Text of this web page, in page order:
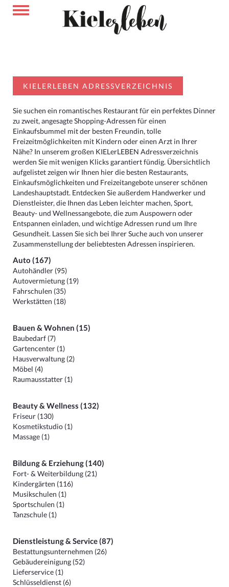
KIELERLEBEN ADRESSVERZEICHNIS
Sie suchen ein romantisches Restaurant für ein perfektes Dinner
zu zweit, angesagte Shopping-Adressen für einen
Einkaufsbummel mit der besten Freundin, tolle
Freizeitmöglichkeiten mit Kindern oder einen Arzt in Ihrer
Nähe? In unserem großen KIELerLEBEN Adressverzeichnis
werden Sie mit wenigen Klicks garantiert fündig. Übersichtlich
aufgelistet zeigen wir Ihnen hier die besten Restaurants,
Einkaufsmöglichkeiten und Freizeitangebote unserer schönen
Landeshauptstadt. Entdecken Sie außerdem Handwerker und
Dienstleister, die Ihnen das Leben leichter machen, Sport,
Beauty- und Wellnessangebote, die zum Auspowern oder
Entspannen einladen, und wichtige Adressen rund um Ihre
Gesundheit. Lassen Sie sich bei Ihrer Suche auch von unserer
Zusammenstellung der beliebtesten Adressen inspirieren.
Auto (167)
Autohändler (95)
Autovermietung (19)
Fahrschulen (35)
Werkstätten (18)
Bauen & Wohnen (15)
Baubedarf (7)
Gartencenter (1)
Hausverwaltung (2)
Möbel (4)
Raumausstatter (1)
Beauty & Wellness (132)
Friseur (130)
Kosmetikstudio (1)
Massage (1)
Bildung & Erziehung (140)
Fort- & Weiterbildung (21)
Kindergärten (116)
Musikschulen (1)
Sportschulen (1)
Tanzschule (1)
Dienstleistung & Service (87)
Bestattungsunternehmen (26)
Gebäudereinigung (52)
Lieferservice (1)
Schlüsseldienst (6)